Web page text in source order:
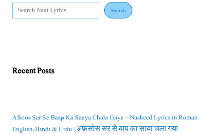
Search
Recent Posts
Afsoos Sar Se Baap Ka Saaya Chala Gaya – Nasheed Lyrics in Roman
English, Hindi & Urdu | अफ़सोस सर से बाप का साया चला गया